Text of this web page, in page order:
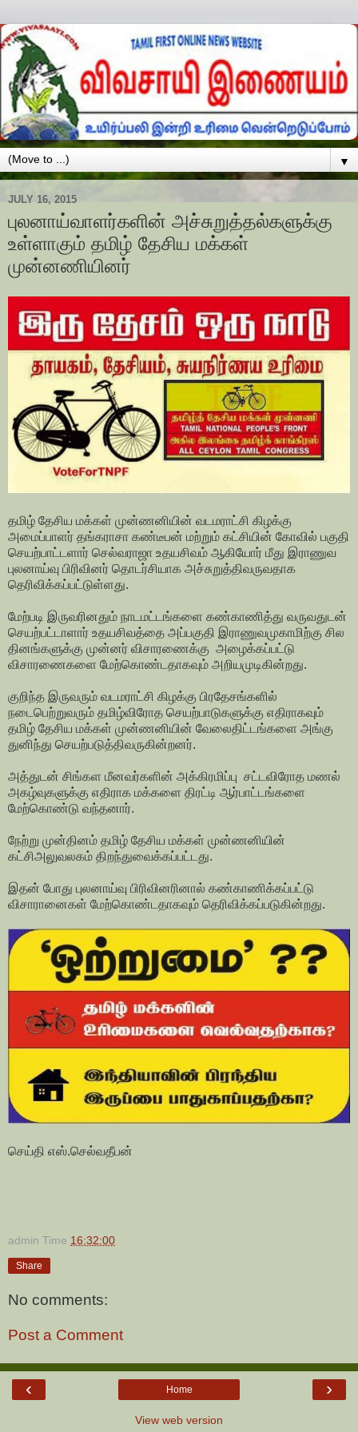
▼
JULY 16, 2015
புலனாய்வாளர்களின் அச்சுறுத்தல்களுக்கு
உள்ளாகும் தமிழ் தேசிய மக்கள்
முன்னணியினர்
தமிழ் தேசிய மக்கள் முன்ணனியின் வடமராட்சி கிழக்கு
அமைப்பாளர் தங்கராசா கண்டீபன் மற்றும் கட்சியின் கோவில் பகுதி
செயற்பாட்டளார் செல்வராஜா உதயசிவம் ஆகியோர் மீது இராணுவ
புலனாய்வு பிரிவினர் தொடர்சியாக அச்சுறுத்திவருவதாக
தெரிவிக்கப்பட்டுள்ளது.
மேற்படி இருவரினதும் நாடமட்டங்களை கண்காணித்து வருவதுடன்
செயற்பட்டாளார் உதயசிவத்தை அப்பகுதி இராணுவமுகாமிற்கு சில
தினங்களுக்கு முன்னர் விசாரணைக்கு அழைக்கப்பட்டு
விசாரணைகளை மேற்கொண்டதாகவும் அறியமுடிகின்றது.
குறிந்த இருவரும் வடமராட்சி கிழக்கு பிரதேசங்களில்
நடைபெற்றுவரும் தமிழ்விரோத செயற்பாடுகளுக்கு எதிராகவும்
தமிழ் தேசிய மக்கள் முன்ணனியின் வேலைதிட்டங்களை அங்கு
துனிந்து செயற்படுத்திவருகின்றனர்.
அத்துடன் சிங்கள மீனவர்களின் அக்கிரமிப்பு சட்டவிரோத மணல்
அகழ்வுகளுக்கு எதிராக மக்களை திரட்டி ஆர்பாட்டங்களை
மேற்கொண்டு வந்தனார்.
நேற்று முன்தினம் தமிழ் தேசிய மக்கள் முன்ணனியின்
கட்சிஅலுவலகம் திறந்துவைக்கப்பட்டது.
இதன் போது புலனாய்வு பிரிவினரினால் கண்காணிக்கப்பட்டு
விசாரானைகள் மேற்கொண்டதாகவும் தெரிவிக்கப்படுகின்றது.
செய்தி எஸ்.செல்வதீபன்
admin Time 16:32:00
Share
No comments:
Post a Comment
‹ ›
Home
View web version